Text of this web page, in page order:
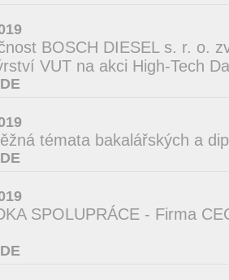
BOSCH DIESEL s. r. o.
VUT na akci High-Tech
témata bakalářských a
SPOLUPRÁCE - Firma